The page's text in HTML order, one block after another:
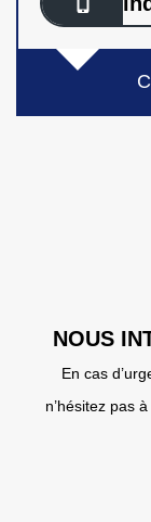
NOUS
En cas
n’hésitez pas